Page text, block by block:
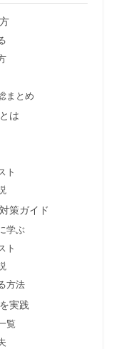
まとめ
は
ト
策ガイド
学ぶ
ト
方法
実践
覧